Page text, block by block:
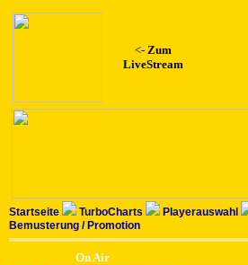
<- Zum
LiveStream
Startseite TurboCharts Playerauswahl
Bemusterung / Promotion
On Air